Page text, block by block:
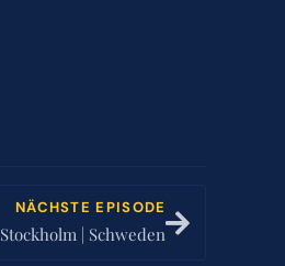
NÄCHSTE EPISODE
| Schweden